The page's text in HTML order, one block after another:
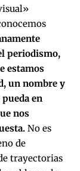
periodismo,
estamos
un nombre y
en
nos
No es
de
trayectorias